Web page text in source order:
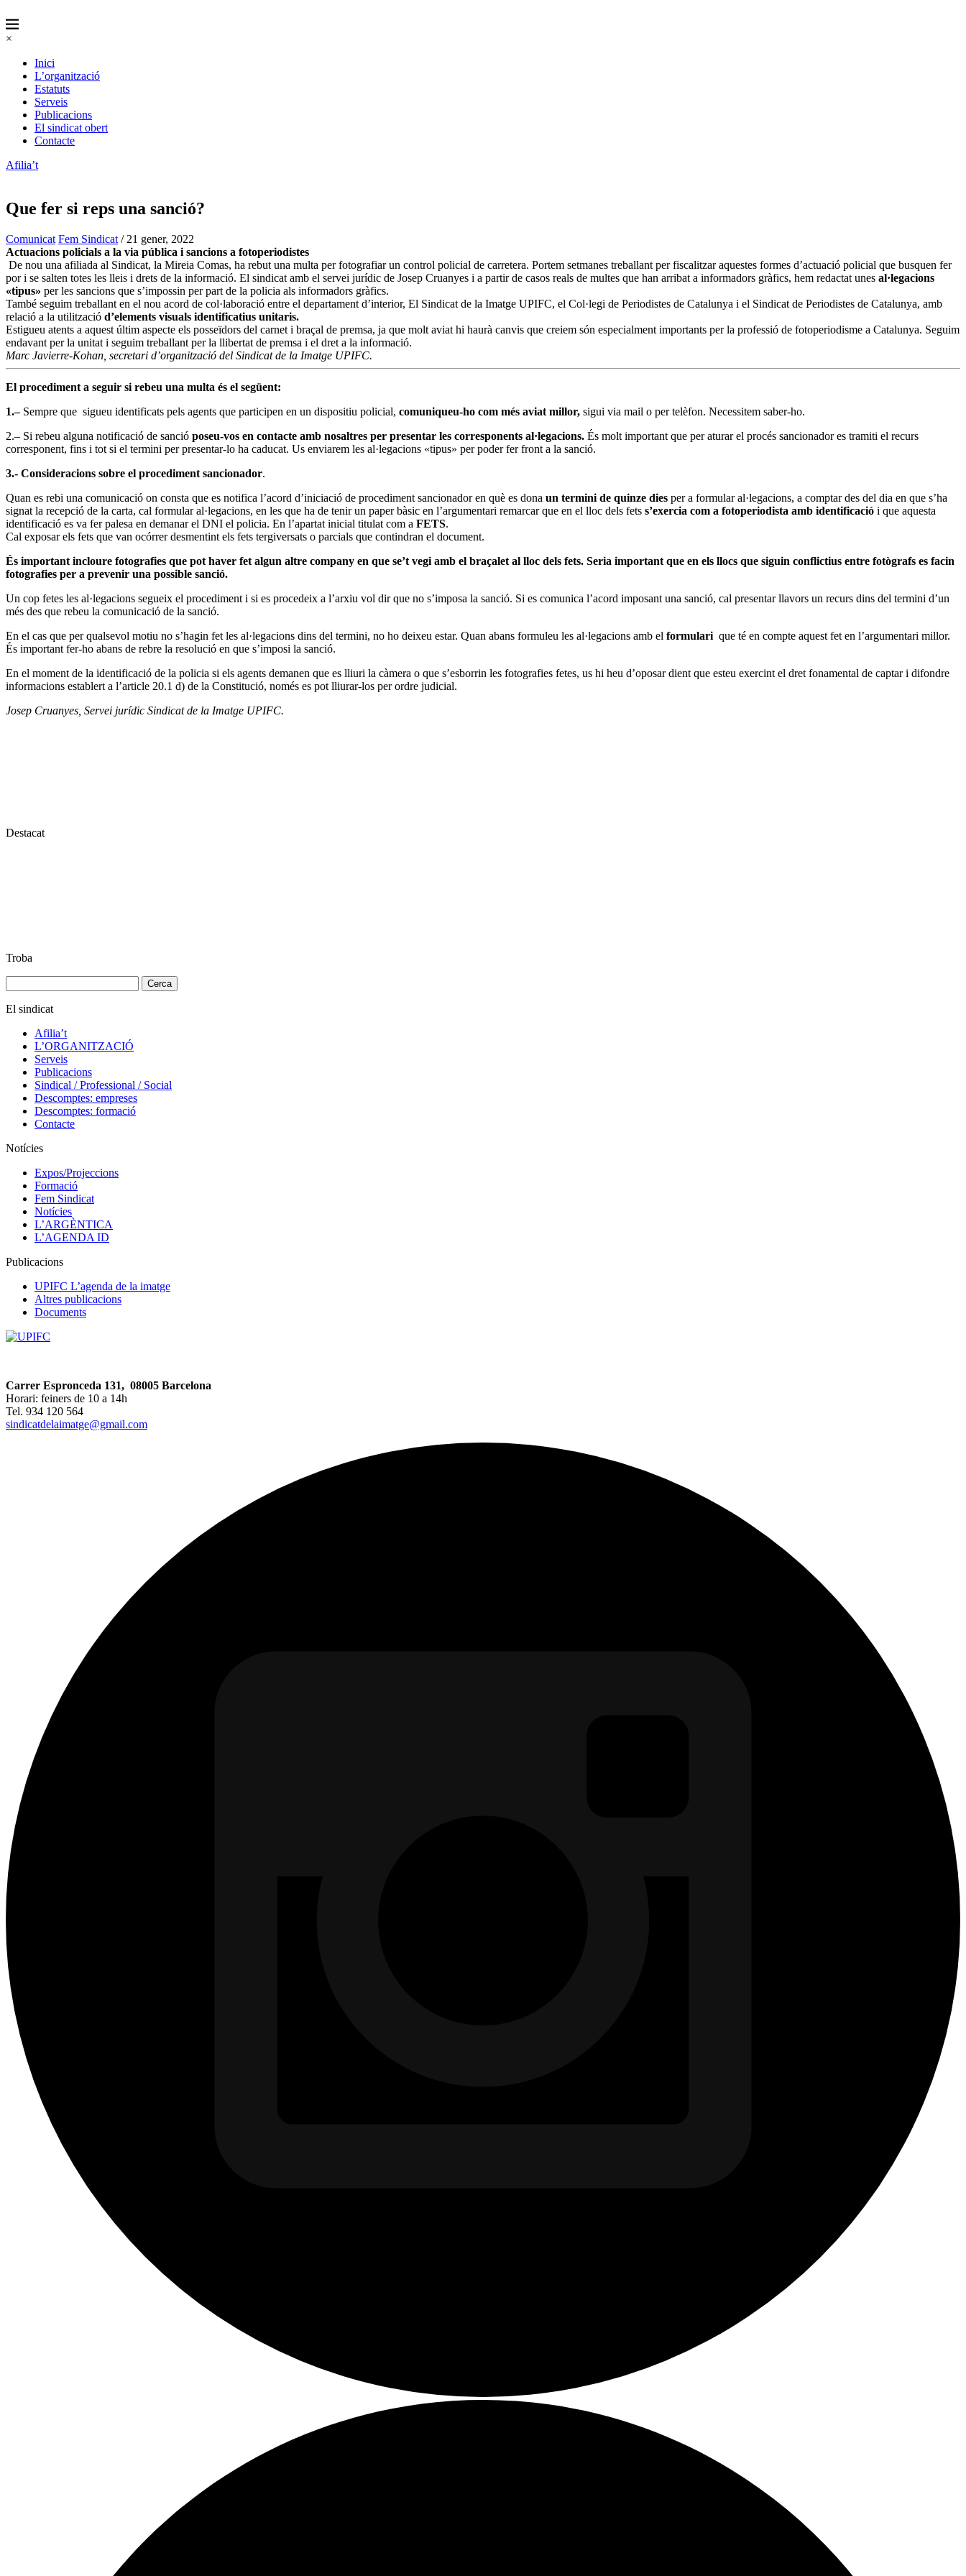
×
Inici
L’organització
Estatuts
Serveis
Publicacions
El sindicat obert
Contacte
Afilia’t
Que fer si reps una sanció?
Comunicat Fem Sindicat / 21 gener, 2022
Actuacions policials a la via pública i sancions a fotoperiodistes
De nou una afiliada al Sindicat, la Mireia Comas, ha rebut una multa per fotografiar un control policial de carretera. Portem setmanes treballant per fiscalitzar aquestes formes d’actuació policial que busquen fer
por i se salten totes les lleis i drets de la informació. El sindicat amb el servei jurídic de Josep Cruanyes i a partir de casos reals de multes que han arribat a informadors gràfics, hem redactat unes al·legacions
«tipus» per les sancions que s’impossin per part de la policia als informadors gràfics.
També seguim treballant en el nou acord de col·laboració entre el departament d’interior, El Sindicat de la Imatge UPIFC, el Col·legi de Periodistes de Catalunya i el Sindicat de Periodistes de Catalunya, amb
relació a la utilització d’elements visuals identificatius unitaris.
Estigueu atents a aquest últim aspecte els posseïdors del carnet i braçal de premsa, ja que molt aviat hi haurà canvis que creiem són especialment importants per la professió de fotoperiodisme a Catalunya. Seguim
endavant per la unitat i seguim treballant per la llibertat de premsa i el dret a la informació.
Marc Javierre-Kohan, secretari d’organització del Sindicat de la Imatge UPIFC.
El procediment a seguir si rebeu una multa és el següent:
1.– Sempre que sigueu identificats pels agents que participen en un dispositiu policial, comuniqueu-ho com més aviat millor, sigui via mail o per telèfon. Necessitem saber-ho.
2.– Si rebeu alguna notificació de sanció poseu-vos en contacte amb nosaltres per presentar les corresponents al·legacions. És molt important que per aturar el procés sancionador es tramiti el recurs
corresponent, fins i tot si el termini per presentar-lo ha caducat. Us enviarem les al·legacions «tipus» per poder fer front a la sanció.
3.- Consideracions sobre el procediment sancionador.
Quan es rebi una comunicació on consta que es notifica l’acord d’iniciació de procediment sancionador en què es dona un termini de quinze dies per a formular al·legacions, a comptar des del dia en que s’ha
signat la recepció de la carta, cal formular al·legacions, en les que ha de tenir un paper bàsic en l’argumentari remarcar que en el lloc dels fets s’exercia com a fotoperiodista amb identificació i que aquesta
identificació es va fer palesa en demanar el DNI el policia. En l’apartat inicial titulat com a FETS.
Cal exposar els fets que van ocórrer desmentint els fets tergiversats o parcials que contindran el document.
És important incloure fotografies que pot haver fet algun altre company en que se’t vegi amb el braçalet al lloc dels fets. Seria important que en els llocs que siguin conflictius entre fotògrafs es facin
fotografies per a prevenir una possible sanció.
Un cop fetes les al·legacions segueix el procediment i si es procedeix a l’arxiu vol dir que no s’imposa la sanció. Si es comunica l’acord imposant una sanció, cal presentar llavors un recurs dins del termini d’un
més des que rebeu la comunicació de la sanció.
En el cas que per qualsevol motiu no s’hagin fet les al·legacions dins del termini, no ho deixeu estar. Quan abans formuleu les al·legacions amb el formulari que té en compte aquest fet en l’argumentari millor.
És important fer-ho abans de rebre la resolució en que s’imposi la sanció.
En el moment de la identificació de la policia si els agents demanen que es lliuri la càmera o que s’esborrin les fotografies fetes, us hi heu d’oposar dient que esteu exercint el dret fonamental de captar i difondre
informacions establert a l’article 20.1 d) de la Constitució, només es pot lliurar-los per ordre judicial.
Josep Cruanyes, Servei jurídic Sindicat de la Imatge UPIFC.
Destacat
Troba
El sindicat
Afilia’t
L’ORGANITZACIÓ
Serveis
Publicacions
Sindical / Professional / Social
Descomptes: empreses
Descomptes: formació
Contacte
Notícies
Expos/Projeccions
Formació
Fem Sindicat
Notícies
L’ARGÈNTICA
L’AGENDA ID
Publicacions
UPIFC L’agenda de la imatge
Altres publicacions
Documents
Carrer Espronceda 131, 08005 Barcelona
Horari: feiners de 10 a 14h
Tel. 934 120 564
sindicatdelaimatge@gmail.com